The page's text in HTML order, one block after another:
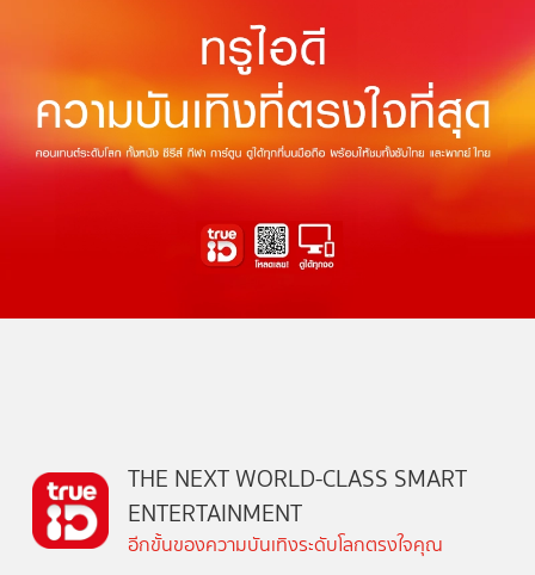
THE NEXT WORLD-CLASS SMART
ENTERTAINMENT
อีกขั้นของความบันเทิงระดับโลกตรงใจคุณ